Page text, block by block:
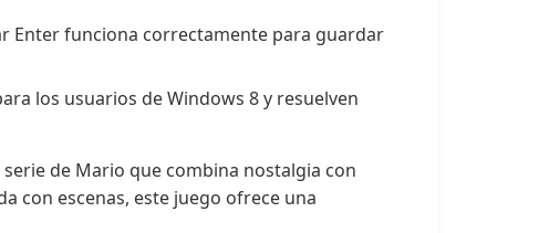
Enter funciona correctamente para guardar
los usuarios de Windows 8 y resuelven
serie de Mario que combina nostalgia con
con escenas, este juego ofrece una